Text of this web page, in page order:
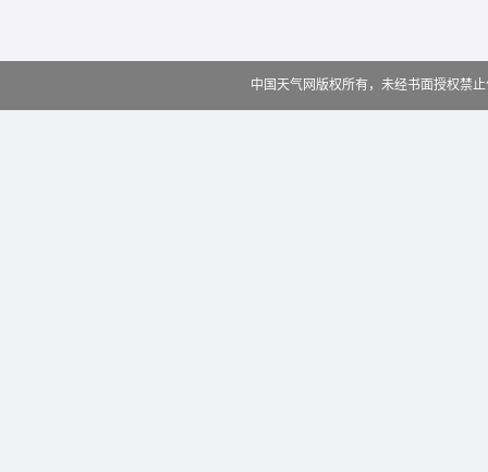
中国天气网版权所有，未经书面授权